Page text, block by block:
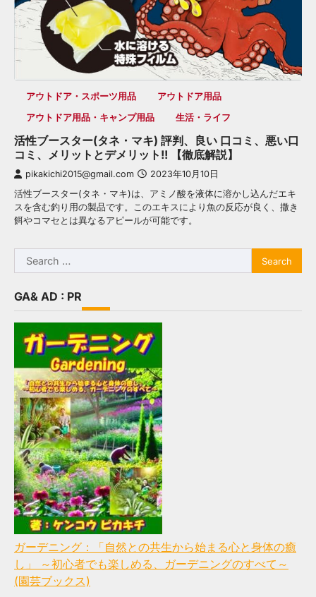
アウトドア・スポーツ用品
アウトドア用品
アウトドア用品・キャンプ用品
生活・ライフ
活性ブースター(タネ・マキ) 評判、良い 口コミ、悪い口
コミ、メリットとデメリット!! 【徹底解説】
pikakichi2015@gmail.com 2023年10月10日
活性ブースター(タネ・マキ)は、アミノ酸を液体に溶かし込んだエキ
スを含む釣り用の製品です。このエキスにより魚の反応が良く、撒き
餌やコマセとは異なるアピールが可能です。
Search
for:
GA& AD : PR
ガーデニング：「自然との共生から始まる心と身体の癒
し」 ～初心者でも楽しめる、ガーデニングのすべて～
(園芸ブックス)